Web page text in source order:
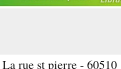
rue st pierre - 60510